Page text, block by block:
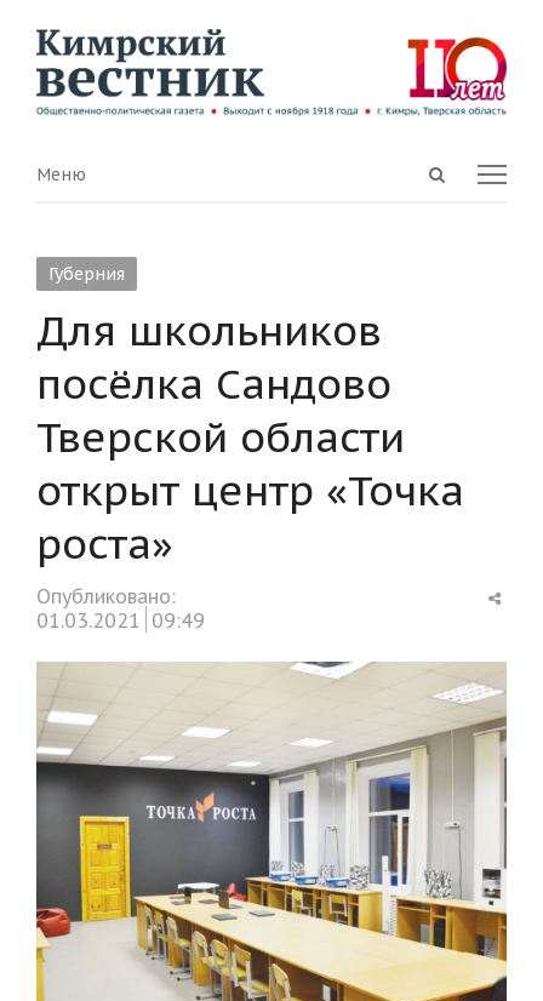
Open
Menu
Меню
Губерния
Для школьников
посёлка Сандово
Тверской области
открыт центр «Точка
роста»
Опубликовано:
01.03.2021 09:49